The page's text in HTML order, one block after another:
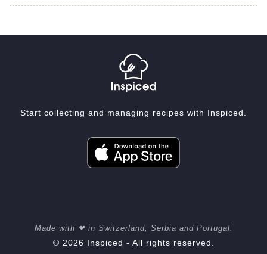
Start collecting and managing recipes with Inspiced.
Made with ❤ in Switzerland, Serbia and Portugal.
© 2026 Inspiced - All rights reserved.